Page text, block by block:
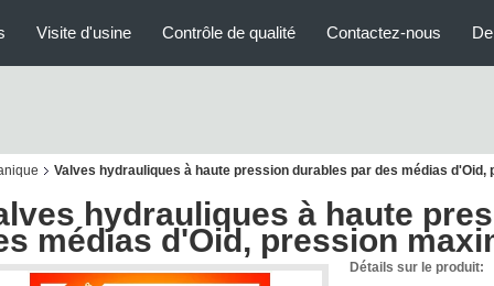
Visite d'usine Contrôle de qualité Contactez-nous
Valves hydrauliques à haute pression durables par des médias d'Oid,
hydrauliques à haute
médias d'Oid, pression
Détails sur le produit: